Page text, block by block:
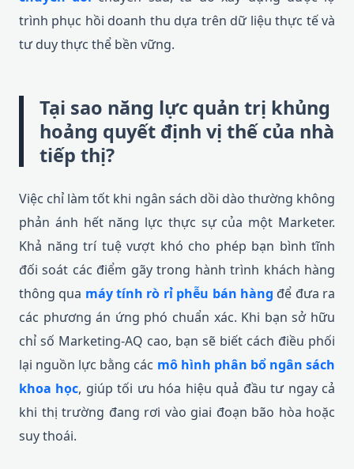
trình phục hồi doanh thu dựa trên dữ liệu thực tế và
tư duy thực thể bền vững.
Tại sao năng lực quản trị khủng
hoảng quyết định vị thế của nhà
tiếp thị?
Việc chỉ làm tốt khi ngân sách dồi dào thường không
phản ánh hết năng lực thực sự của một Marketer.
Khả năng trí tuệ vượt khó cho phép bạn bình tĩnh
đối soát các điểm gãy trong hành trình khách hàng
thông qua máy tính rò rỉ phễu bán hàng để đưa ra
các phương án ứng phó chuẩn xác. Khi bạn sở hữu
chỉ số Marketing-AQ cao, bạn sẽ biết cách điều phối
lại nguồn lực bằng các mô hình phân bổ ngân sách
khoa học, giúp tối ưu hóa hiệu quả đầu tư ngay cả
khi thị trường đang rơi vào giai đoạn bão hòa hoặc
suy thoái.